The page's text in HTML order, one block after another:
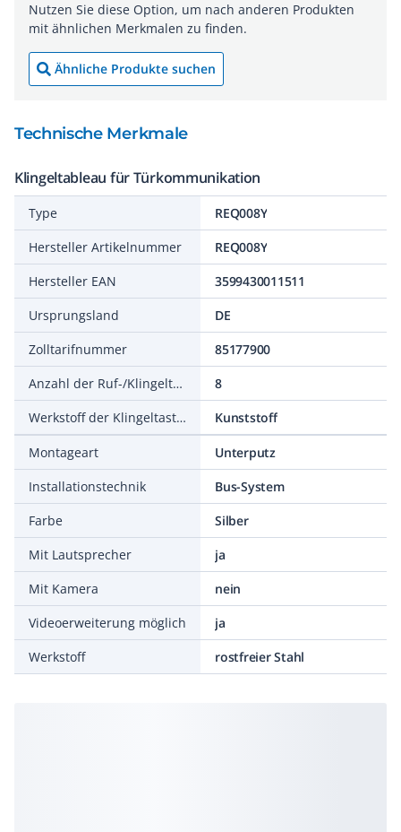
Nutzen Sie diese Option, um nach anderen Produkten
mit ähnlichen Merkmalen zu finden.
Ähnliche Produkte suchen
Technische Merkmale
Klingeltableau für Türkommunikation
Type
REQ008Y
Hersteller Artikelnummer
REQ008Y
Hersteller EAN
3599430011511
Ursprungsland
DE
Zolltarifnummer
85177900
Anzahl der Ruf-/Klingeltasten
8
Werkstoff der Klingeltasten
Kunststoff
Montageart
Unterputz
Installationstechnik
Bus-System
Farbe
Silber
Mit Lautsprecher
ja
Mit Kamera
nein
Videoerweiterung möglich
ja
Werkstoff
rostfreier Stahl